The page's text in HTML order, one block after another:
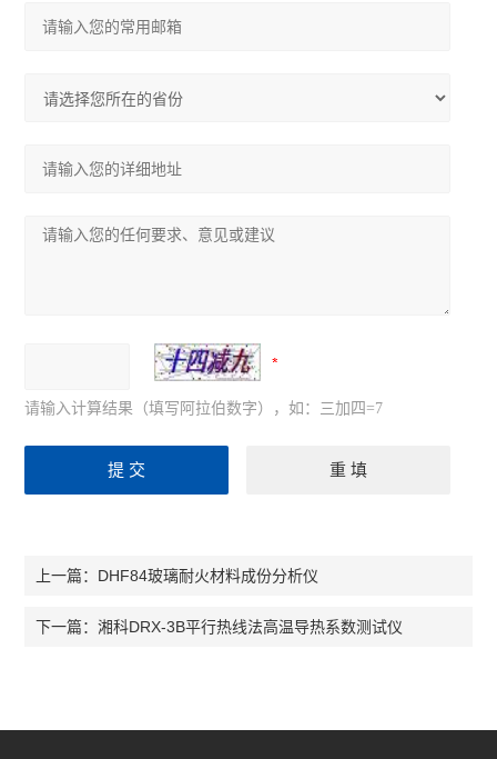
请输入计算结果（填写阿拉伯数字），如：三加四=7
上一篇： DHF84玻璃耐火材料成份分析仪
下一篇：湘科DRX-3B平行热线法高温导热系数测试仪